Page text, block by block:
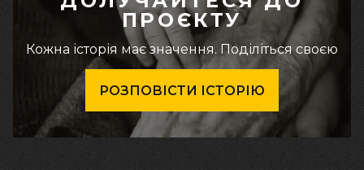
ПРОЄКТУ
Кожна історія має значення. Поділіться своєю
РОЗПОВІСТИ ІСТОРІЮ